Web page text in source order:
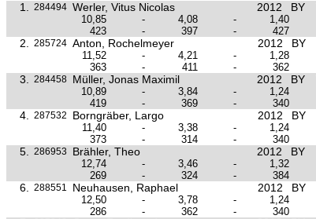
1. 284494 Werler, Vitus Nicolas 2012 BY
10,85 - 4,08 - 1,40
423
- 397 - 427
2. 285724 Anton, Rochelmeyer 2012 BY
11,52 - 4,21 - 1,28
363
- 411 - 362
3. 284458 Müller, Jonas Maximil 2012 BY
10,89 - 3,84 - 1,24
419
- 369 - 340
4. 287532 Borngräber, Largo 2012 BY
11,40 - 3,38 - 1,24
373
- 314 - 340
5. 286953 Brähler, Theo 2012 BY
12,74 - 3,46 - 1,32
269
- 324 - 384
6. 288551 Neuhausen, Raphael 2012 BY
12,50 - 3,78 - 1,24
286
- 362 - 340